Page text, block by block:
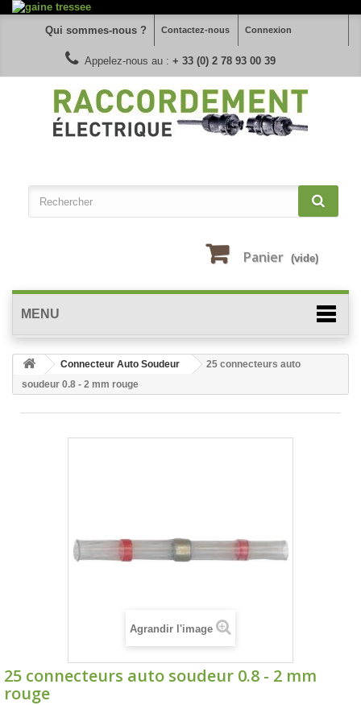
Connexion
Contactez-nous
Qui sommes-nous ?
Appelez-nous au : + 33 (0) 2 78 93 00 39
Panier (vide)
MENU
Connecteur Auto Soudeur
25 connecteurs auto
soudeur 0.8 - 2 mm rouge
Agrandir l'image
25 connecteurs auto soudeur 0.8 - 2 mm
rouge